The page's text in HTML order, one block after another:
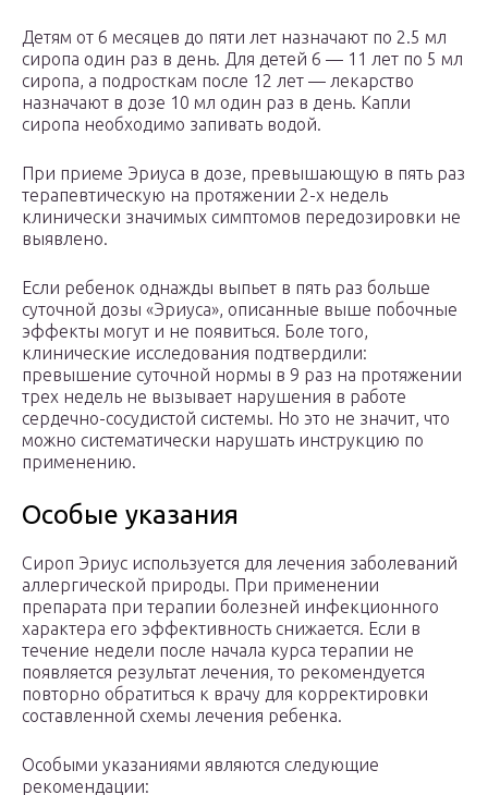
Детям от 6 месяцев до пяти лет назначают по 2.5 мл
сиропа один раз в день. Для детей 6 — 11 лет по 5 мл
сиропа, а подросткам после 12 лет — лекарство
назначают в дозе 10 мл один раз в день. Капли
сиропа необходимо запивать водой.
При приеме Эриуса в дозе, превышающую в пять раз
терапевтическую на протяжении 2-х недель
клинически значимых симптомов передозировки не
выявлено.
Если ребенок однажды выпьет в пять раз больше
суточной дозы «Эриуса», описанные выше побочные
эффекты могут и не появиться. Боле того,
клинические исследования подтвердили:
превышение суточной нормы в 9 раз на протяжении
трех недель не вызывает нарушения в работе
сердечно-сосудистой системы. Но это не значит, что
можно систематически нарушать инструкцию по
применению.
Особые указания
Сироп Эриус используется для лечения заболеваний
аллергической природы. При применении
препарата при терапии болезней инфекционного
характера его эффективность снижается. Если в
течение недели после начала курса терапии не
появляется результат лечения, то рекомендуется
повторно обратиться к врачу для корректировки
составленной схемы лечения ребенка.
Особыми указаниями являются следующие
рекомендации: